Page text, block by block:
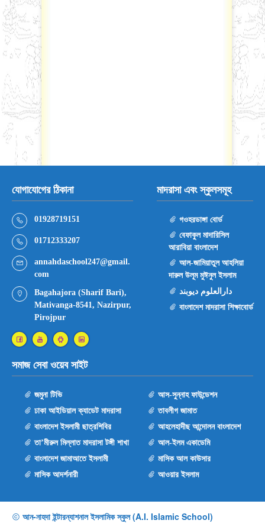
যোগাযোগের ঠিকানা
01928719151
01712333207
annahdaschool247@gmail.
com
Bagahajora (Sharif Bari),
Mativanga-8541, Nazirpur,
Pirojpur
মাদরাসা এবং স্কুলসমূহ
গওহরডাঙ্গা বোর্ড
বেফাকুল মাদারিসিল
আরাবিয়া বাংলাদেশ
আল-জামিয়াতুল আহলিয়া
দারুল উলূম মুঈনুল ইসলাম
دارال‏علوم دیوبند
বাংলাদেশ মাদরাসা শিক্ষাবোর্ড
সমাজ সেবা ওয়েব সাইট
জমুনা টিভি
আস-সুন্নাহ ফাউন্ডেশন
ঢাকা আইডিয়াল ক্যাডেট মাদরাসা
তাবলীগ জামাত
বাংলাদেশ ইসলামী ছাত্রশিবির
আহলেহাদীছ আন্দোলন বাংলাদেশ
তা’মীরুল মিল্লাত মাদরাসা টঙ্গী শাখা
আল-ইলম একাডেমি
বাংলাদেশ জামাআতে ইসলামী
মাসিক আল কাউসার
মাসিক আদর্শনারী
আওয়ার ইসলাম
আন-নাহদা ইন্টারন্যাশনাল ইসলামিক স্কুল (A.I. Islamic School)